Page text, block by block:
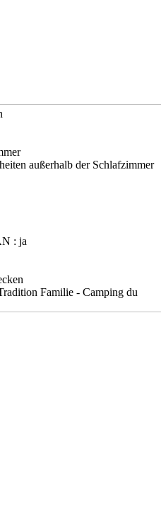
außerhalb der Schlafzimmer
: ja